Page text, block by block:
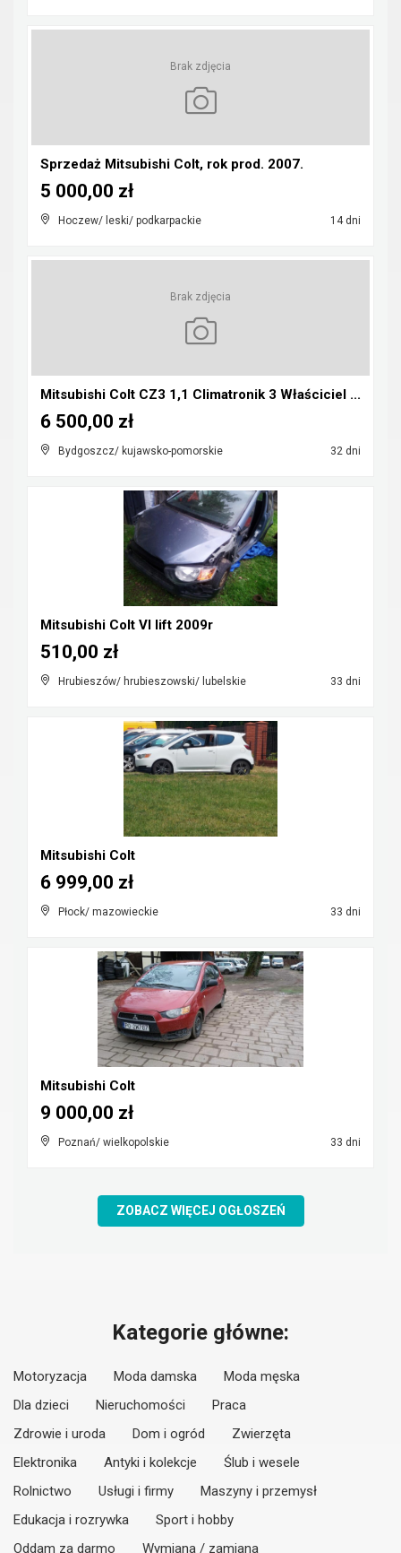
Brak zdjęcia
Sprzedaż Mitsubishi Colt, rok prod. 2007.
Hoczew/ leski/ podkarpackie 14 dni
5 000,00 zł
Brak zdjęcia
Mitsubishi Colt CZ3 1,1 Climatronik 3 Właściciel ...
Bydgoszcz/ kujawsko-pomorskie 32 dni
6 500,00 zł
Mitsubishi Colt VI lift 2009r
Hrubieszów/ hrubieszowski/ lubelskie 33 dni
510,00 zł
Mitsubishi Colt
Płock/ mazowieckie 33 dni
6 999,00 zł
Mitsubishi Colt
Poznań/ wielkopolskie 33 dni
9 000,00 zł
ZOBACZ WIĘCEJ OGŁOSZEŃ
Kategorie główne:
Motoryzacja Moda damska
Moda męska
Dla dzieci
Nieruchomości
Praca
Zdrowie i uroda
Dom i ogród
Zwierzęta
Elektronika
Antyki i kolekcje
Ślub i wesele
Rolnictwo
Usługi i firmy
Maszyny i przemysł
Edukacja i rozrywka
Sport i hobby
Oddam za darmo
Wymiana / zamiana